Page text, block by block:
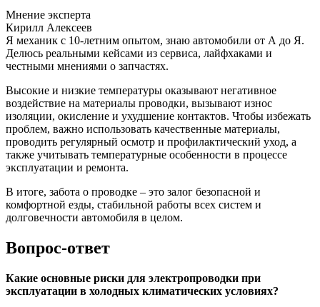
Мнение эксперта
Кирилл Алексеев
Я механик с 10-летним опытом, знаю автомобили от А до Я.
Делюсь реальными кейсами из сервиса, лайфхаками и
честными мнениями о запчастях.
Высокие и низкие температуры оказывают негативное
воздействие на материалы проводки, вызывают износ
изоляции, окисление и ухудшение контактов. Чтобы избежать
проблем, важно использовать качественные материалы,
проводить регулярный осмотр и профилактический уход, а
также учитывать температурные особенности в процессе
эксплуатации и ремонта.
В итоге, забота о проводке – это залог безопасной и
комфортной езды, стабильной работы всех систем и
долговечности автомобиля в целом.
Вопрос-ответ
Какие основные риски для электропроводки при
эксплуатации в холодных климатических условиях?